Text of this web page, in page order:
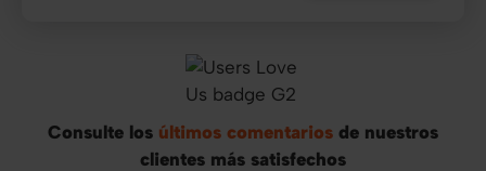
Consulte los últimos comentarios de nuestros
clientes más satisfechos